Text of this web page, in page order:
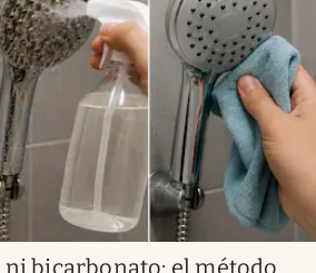
bicarbonato: el método